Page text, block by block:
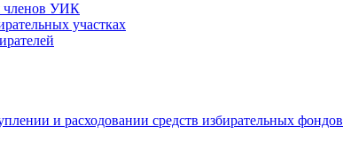
членов УИК
участках
и расходовании средств избирательных